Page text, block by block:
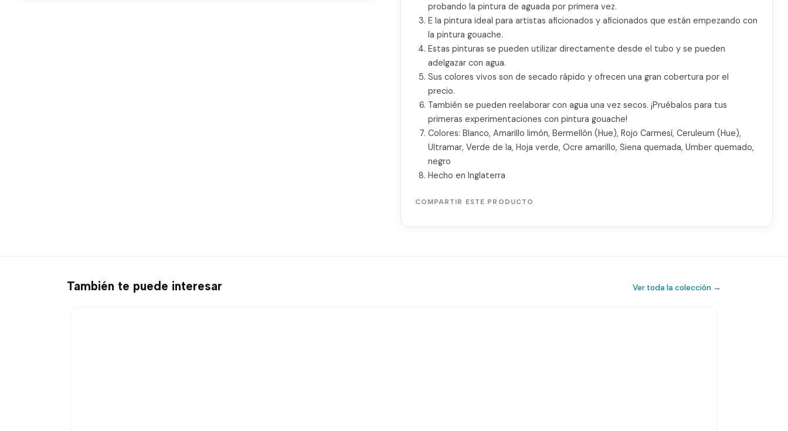
probando la pintura de aguada por primera vez.
E la pintura ideal para artistas aficionados y aficionados que están empezando con
la pintura gouache.
Estas pinturas se pueden utilizar directamente desde el tubo y se pueden
adelgazar con agua.
Sus colores vivos son de secado rápido y ofrecen una gran cobertura por el
precio.
También se pueden reelaborar con agua una vez secos. ¡Pruébalos para tus
primeras experimentaciones con pintura gouache!
Colores: Blanco, Amarillo limón, Bermellón (Hue), Rojo Carmesí, Ceruleum (Hue),
Ultramar, Verde de la, Hoja verde, Ocre amarillo, Siena quemada, Umber quemado,
negro
Hecho en Inglaterra
COMPARTIR ESTE PRODUCTO
También te puede interesar Ver toda la colección →